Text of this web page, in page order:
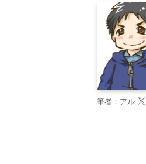
筆者：アル